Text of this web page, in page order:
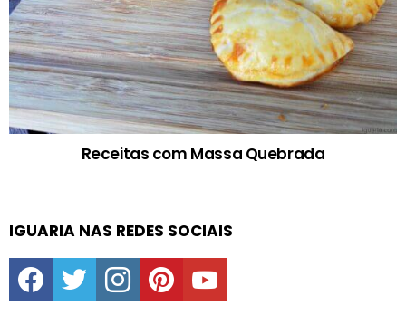
Receitas com Massa Quebrada
IGUARIA NAS REDES SOCIAIS
facebooktwitter instagrampinterestyoutube